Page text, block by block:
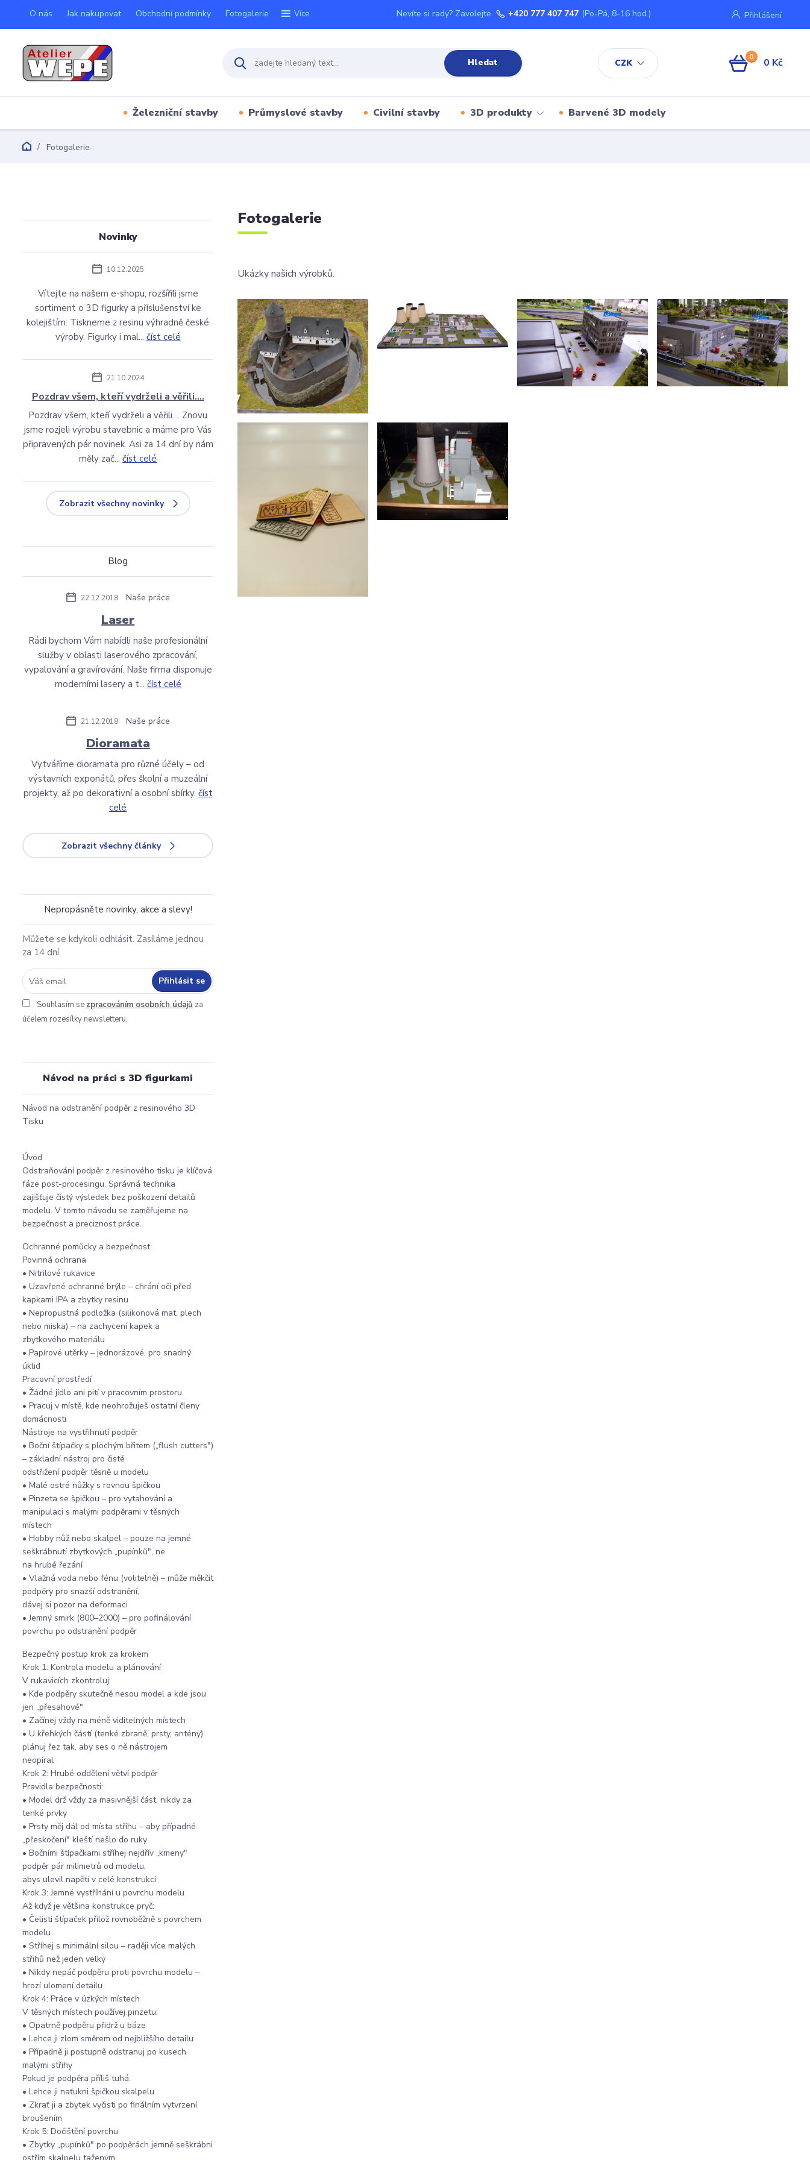
O nás Jak nakupovat Obchodní podmínky Fotogalerie Více
CZK
Přihlášení
Hledat
Nevíte si rady? Zavolejte. +420 777 407 747 (Po-Pá, 8-16 hod.)
0 0 Kč
Železniční stavby Průmyslové stavby Civilní stavby 3D produkty Barvené 3D modely
Fotogalerie
Novinky
10.12.2025
Vítejte na našem e-shopu, rozšířili jsme
sortiment o 3D figurky a příslušenství ke
kolejištím. Tiskneme z resinu výhradně české
výroby. Figurky i mal... číst celé
21.10.2024
Pozdrav všem, kteří vydrželi a věřili....
Pozdrav všem, kteří vydrželi a věřili.... Znovu
jsme rozjeli výrobu stavebnic a máme pro Vás
připravených pár novinek. Asi za 14 dní by nám
měly zač...číst celé
Zobrazit všechny novinky
Blog
22.12.2018 Naše práce
Laser
Rádi bychom Vám nabídli naše profesionální
služby v oblasti laserového zpracování,
vypalování a gravírování. Naše firma disponuje
moderními lasery a t... číst celé
21.12.2018 Naše práce
Dioramata
Vytváříme dioramata pro různé účely – od
výstavních exponátů, přes školní a muzeální
projekty, až po dekorativní a osobní sbírky. číst
celé
Zobrazit všechny články
Nepropásněte novinky, akce a slevy!
Můžete se kdykoli odhlásit. Zasíláme jednou
za 14 dní.
Přihlásit se
Souhlasím se zpracováním osobních údajů za
účelem rozesílky newsletteru.
Návod na práci s 3D figurkami
Návod na odstranění podpěr z resinového 3D
Tisku
Úvod
Odstraňování podpěr z resinového tisku je klíčová
fáze post-procesingu. Správná technika
zajišťuje čistý výsledek bez poškození detailů
modelu. V tomto návodu se zaměřujeme na
bezpečnost a preciznost práce.
Ochranné pomůcky a bezpečnost
Povinná ochrana
• Nitrilové rukavice
• Uzavřené ochranné brýle – chrání oči před
kapkami IPA a zbytky resinu
• Nepropustná podložka (silikonová mat, plech
nebo miska) – na zachycení kapek a
zbytkového materiálu
• Papírové utěrky – jednorázové, pro snadný
úklid
Pracovní prostředí
• Žádné jídlo ani pití v pracovním prostoru
• Pracuj v místě, kde neohrožuješ ostatní členy
domácnosti
Nástroje na vystřihnutí podpěr
• Boční štípačky s plochým břitem („flush cutters")
– základní nástroj pro čisté
odstřižení podpěr těsně u modelu
• Malé ostré nůžky s rovnou špičkou
• Pinzeta se špičkou – pro vytahování a
manipulaci s malými podpěrami v těsných
místech
• Hobby nůž nebo skalpel – pouze na jemné
seškrábnutí zbytkových „pupínků", ne
na hrubé řezání
• Vlažná voda nebo fénu (volitelně) – může měkčit
podpěry pro snazší odstranění,
dávej si pozor na deformaci
• Jemný smirk (800–2000) – pro pofinálování
povrchu po odstranění podpěr
Bezpečný postup krok za krokem
Krok 1: Kontrola modelu a plánování
V rukavicích zkontroluj:
• Kde podpěry skutečně nesou model a kde jsou
jen „přesahové"
• Začínej vždy na méně viditelných místech
• U křehkých částí (tenké zbraně, prsty, antény)
plánuj řez tak, aby ses o ně nástrojem
neopíral
Krok 2: Hrubé oddělení větví podpěr
Pravidla bezpečnosti:
• Model drž vždy za masivnější část, nikdy za
tenké prvky
• Prsty měj dál od místa střihu – aby případné
„přeskočení" kleští nešlo do ruky
• Bočními štípačkami stříhej nejdřív „kmeny"
podpěr pár milimetrů od modelu,
abys ulevil napětí v celé konstrukci
Krok 3: Jemné vystříhání u povrchu modelu
Až když je většina konstrukce pryč:
• Čelisti štípaček přilož rovnoběžně s povrchem
modelu
• Stříhej s minimální silou – raději více malých
střihů než jeden velký
• Nikdy nepáč podpěru proti povrchu modelu –
hrozí ulomení detailu
Krok 4: Práce v úzkých místech
V těsných místech používej pinzetu:
• Opatrně podpěru přidrž u báze
• Lehce ji zlom směrem od nejbližšího detailu
• Případně ji postupně odstranuj po kusech
malými střihy
Pokud je podpěra příliš tuhá:
• Lehce ji naťukni špičkou skalpelu
• Zkrať ji a zbytek vyčisti po finálním vytvrzení
broušením
Krok 5: Dočištění povrchu
• Zbytky „pupínků" po podpěrách jemně seškrábni
Fotogalerie
Ukázky našich výrobků.